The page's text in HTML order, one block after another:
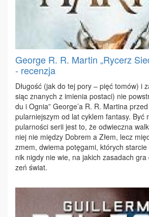
George R. R. Martin „Rycerz
- recenzja
Dłu­gość (jak do tej po­ry – pięć to­mów) i
siąc zna­nych z imie­nia po­sta­ci) nie
du i Ognia” Geo­r­ge’a R. R. Mar­ti­na
pu­lar­niej­szym od lat cy­klem fan­ta­sy.
pu­lar­no­ści se­rii jest to, że od­wiecz­na
niej nie mię­dzy Do­brem a Złem, lecz
zmem, dwie­ma po­tę­ga­mi, któ­rych
nik ni­g­dy nie wie, na ja­kich za­sa­dach
zeń świat.